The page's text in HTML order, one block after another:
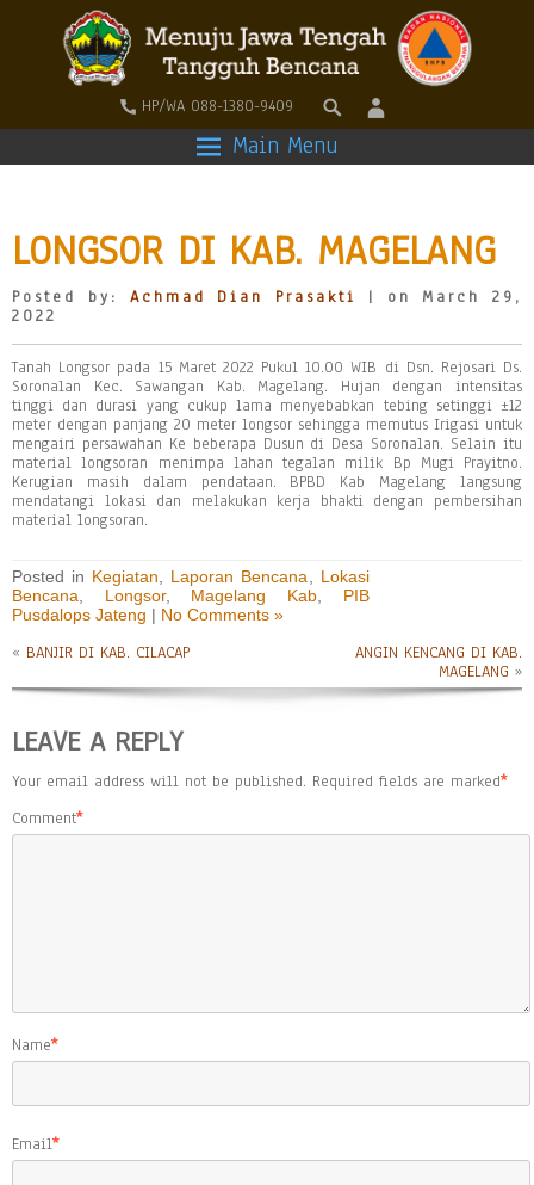
HP/WA 088-1380-9409
Main Menu
LONGSOR DI KAB. MAGELANG
Posted by: Achmad Dian Prasakti
| on March 29,
2022
Tanah Longsor pada 15 Maret 2022 Pukul 10.00 WIB di Dsn. Rejosari Ds.
Soronalan Kec. Sawangan Kab. Magelang. Hujan dengan intensitas
tinggi dan durasi yang cukup lama menyebabkan tebing setinggi ±12
meter dengan panjang 20 meter longsor sehingga memutus Irigasi untuk
mengairi persawahan Ke beberapa Dusun di Desa Soronalan. Selain itu
material longsoran menimpa lahan tegalan milik Bp Mugi Prayitno.
Kerugian masih dalam pendataan. BPBD Kab Magelang langsung
mendatangi lokasi dan melakukan kerja bhakti dengan pembersihan
material longsoran.
Posted in Kegiatan Laporan Bencana
Lokasi
Bencana
Longsor, Magelang Kab, PIB
Pusdalops Jateng | No Comments »
« BANJIR DI KAB. CILACAP
ANGIN KENCANG DI KAB.
MAGELANG »
LEAVE A REPLY
Your email address will not be published. Required fields are marked*
Comment*
Name*
Email*